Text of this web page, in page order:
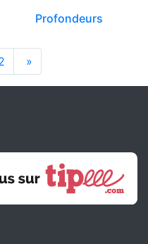
Profondeurs
»